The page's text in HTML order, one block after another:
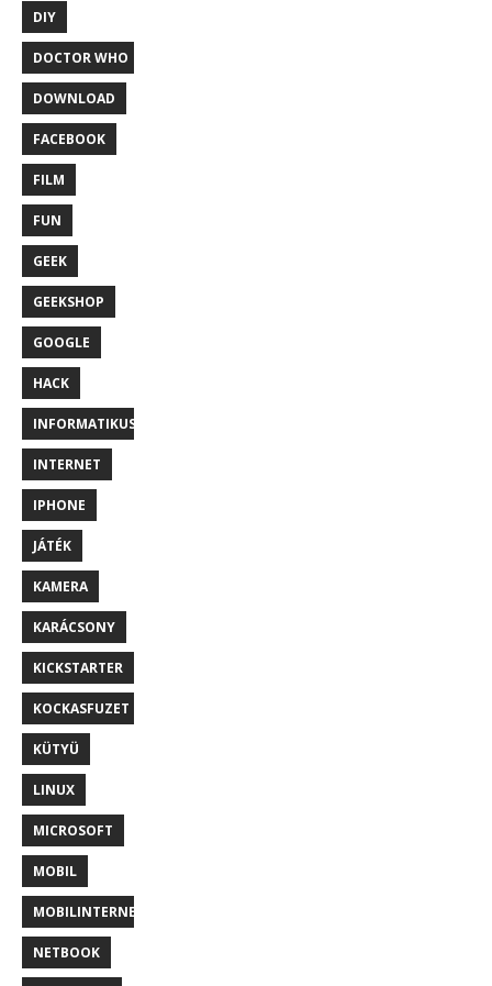
DIY
DOCTOR WHO
DOWNLOAD
FACEBOOK
FILM
FUN
GEEK
GEEKSHOP
GOOGLE
HACK
INFORMATIKUS
INTERNET
IPHONE
JÁTÉK
KAMERA
KARÁCSONY
KICKSTARTER
KOCKASFUZET
KÜTYÜ
LINUX
MICROSOFT
MOBIL
MOBILINTERNET
NETBOOK